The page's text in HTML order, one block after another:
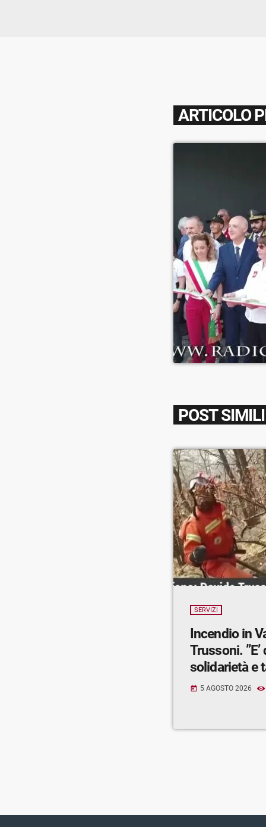
ARTICOLO
POST SIMILI
SERVIZI
Incendio in
Trussoni.
solidarietà e
today 5 AGOSTO 2026